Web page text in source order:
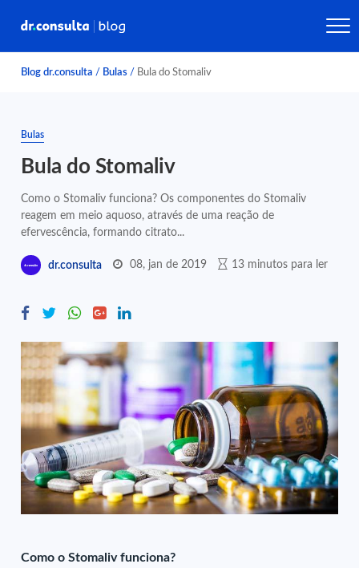
Blog dr.consulta / Bulas / Bula do Stomaliv
Bulas
Bula do Stomaliv
Como o Stomaliv funciona? Os componentes do Stomaliv
reagem em meio aquoso, através de uma reação de
efervescência, formando citrato...
dr.consulta 08, jan de 2019 13 minutos para ler
Como o Stomaliv funciona?